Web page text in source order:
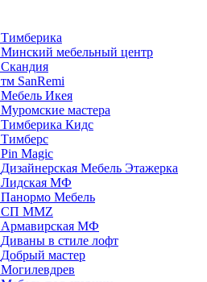
Тимберика
Минский мебельный центр
Скандия
тм SanRemi
Мебель Икея
Муромские мастера
Тимберика Кидс
Тимберс
Pin Magic
Дизайнерская Мебель Этажерка
Лидская МФ
Панормо Мебель
СП ММZ
Армавирская МФ
Диваны в стиле лофт
Добрый мастер
Могилевдрев